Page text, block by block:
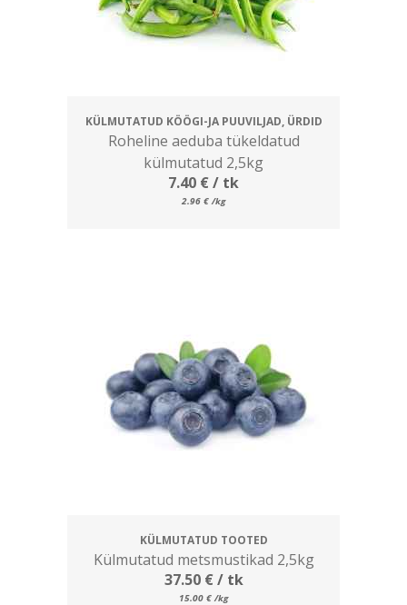
KÜLMUTATUD KÖÖGI-JA PUUVILJAD, ÜRDID
Roheline aeduba tükeldatud
külmutatud 2,5kg
7.40 €/ tk
2.96 € /kg
KÜLMUTATUD TOOTED
Külmutatud metsmustikad 2,5kg
37.50 €/ tk
15.00 € /kg